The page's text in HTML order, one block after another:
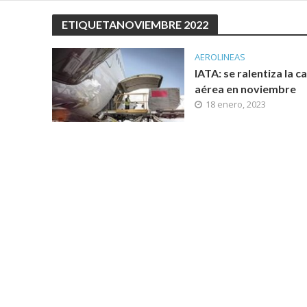
ETIQUETANOVIEMBRE 2022
AEROLINEAS
IATA: se ralentiza la
aérea en noviembre
18 enero, 2023